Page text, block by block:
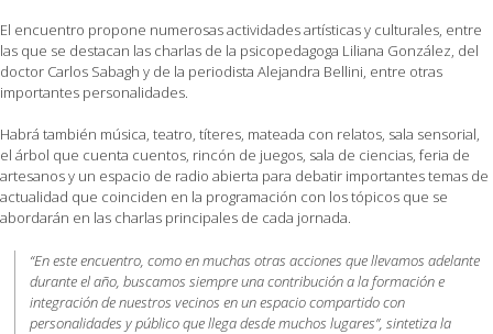
El encuentro propone numerosas actividades artísticas y culturales, entre
las que se destacan las charlas de la psicopedagoga Liliana González, del
doctor Carlos Sabagh y de la periodista Alejandra Bellini, entre otras
importantes personalidades.
Habrá también música, teatro, títeres, mateada con relatos, sala sensorial,
el árbol que cuenta cuentos, rincón de juegos, sala de ciencias, feria de
artesanos y un espacio de radio abierta para debatir importantes temas de
actualidad que coinciden en la programación con los tópicos que se
abordarán en las charlas principales de cada jornada.
“En este encuentro, como en muchas otras acciones que llevamos adelante
durante el año, buscamos siempre una contribución a la formación e
integración de nuestros vecinos en un espacio compartido con
personalidades y público que llega desde muchos lugares”, sintetiza la